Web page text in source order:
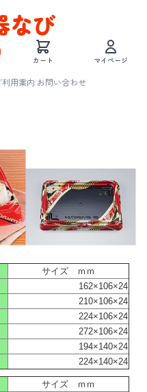
カート マイページ
利用案内|お問い合わせ
サイズ ｍｍ
162×106×24
210×106×24
224×106×24
272×106×24
194×140×24
224×140×24
サイズ ｍｍ